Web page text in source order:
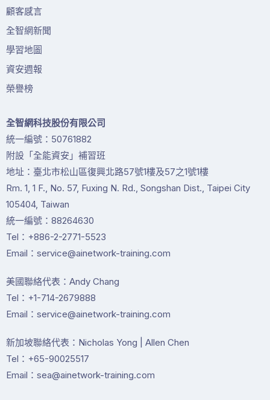
顧客感言
全智網新聞
學習地圖
資安週報
榮譽榜
全智網科技股份有限公司
統一編號：50761882
附設「全能資安」補習班
地址：臺北市松山區復興北路57號1樓及57之1號1樓
Rm. 1, 1 F., No. 57, Fuxing N. Rd., Songshan Dist., Taipei City
105404, Taiwan
統一編號：88264630
Tel：+886-2-2771-5523
Email：service@ainetwork-training.com
美國聯絡代表：Andy Chang
Tel：+1-714-2679888
Email：service@ainetwork-training.com
新加坡聯絡代表：Nicholas Yong | Allen Chen
Tel：+65-90025517
Email：sea@ainetwork-training.com